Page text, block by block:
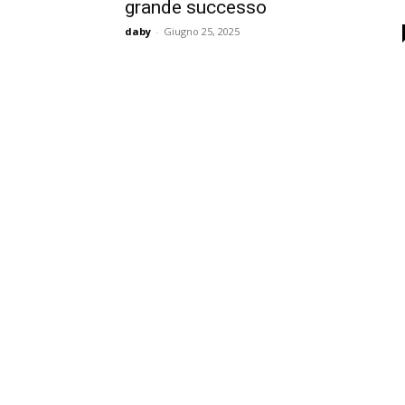
grande successo
daby - Giugno 25, 2025